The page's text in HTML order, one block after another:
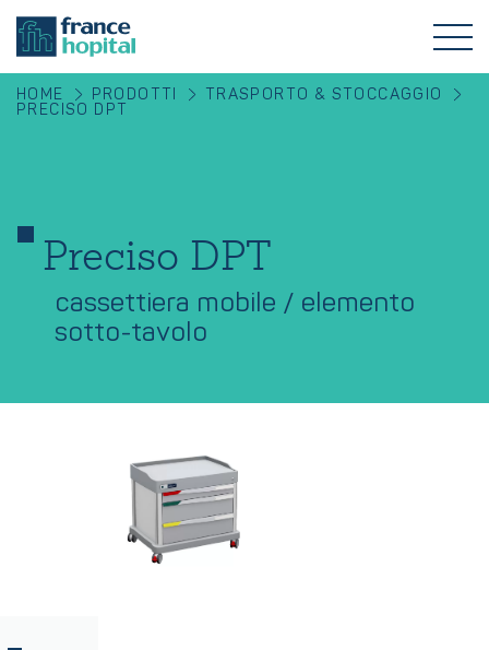
HOME PRODOTTI
TRASPORTO & STOCCAGGIO
PRECISO DPT
Preciso DPT
cassettiera mobile / elemento
sotto-tavolo